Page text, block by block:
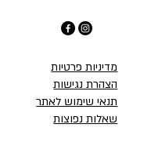
מדיניות פרטיות
הצהרת נגישות
תנאי שימוש לאתר
שאלות נפוצות